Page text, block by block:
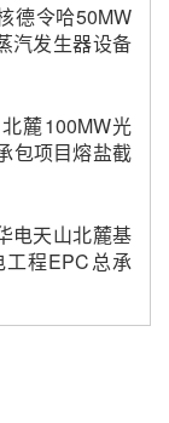
德令哈50MW
汽发生器设备
麓100MW光
包项目熔盐截
采购
电天山北麓基
工程EPC总承
流量计采购